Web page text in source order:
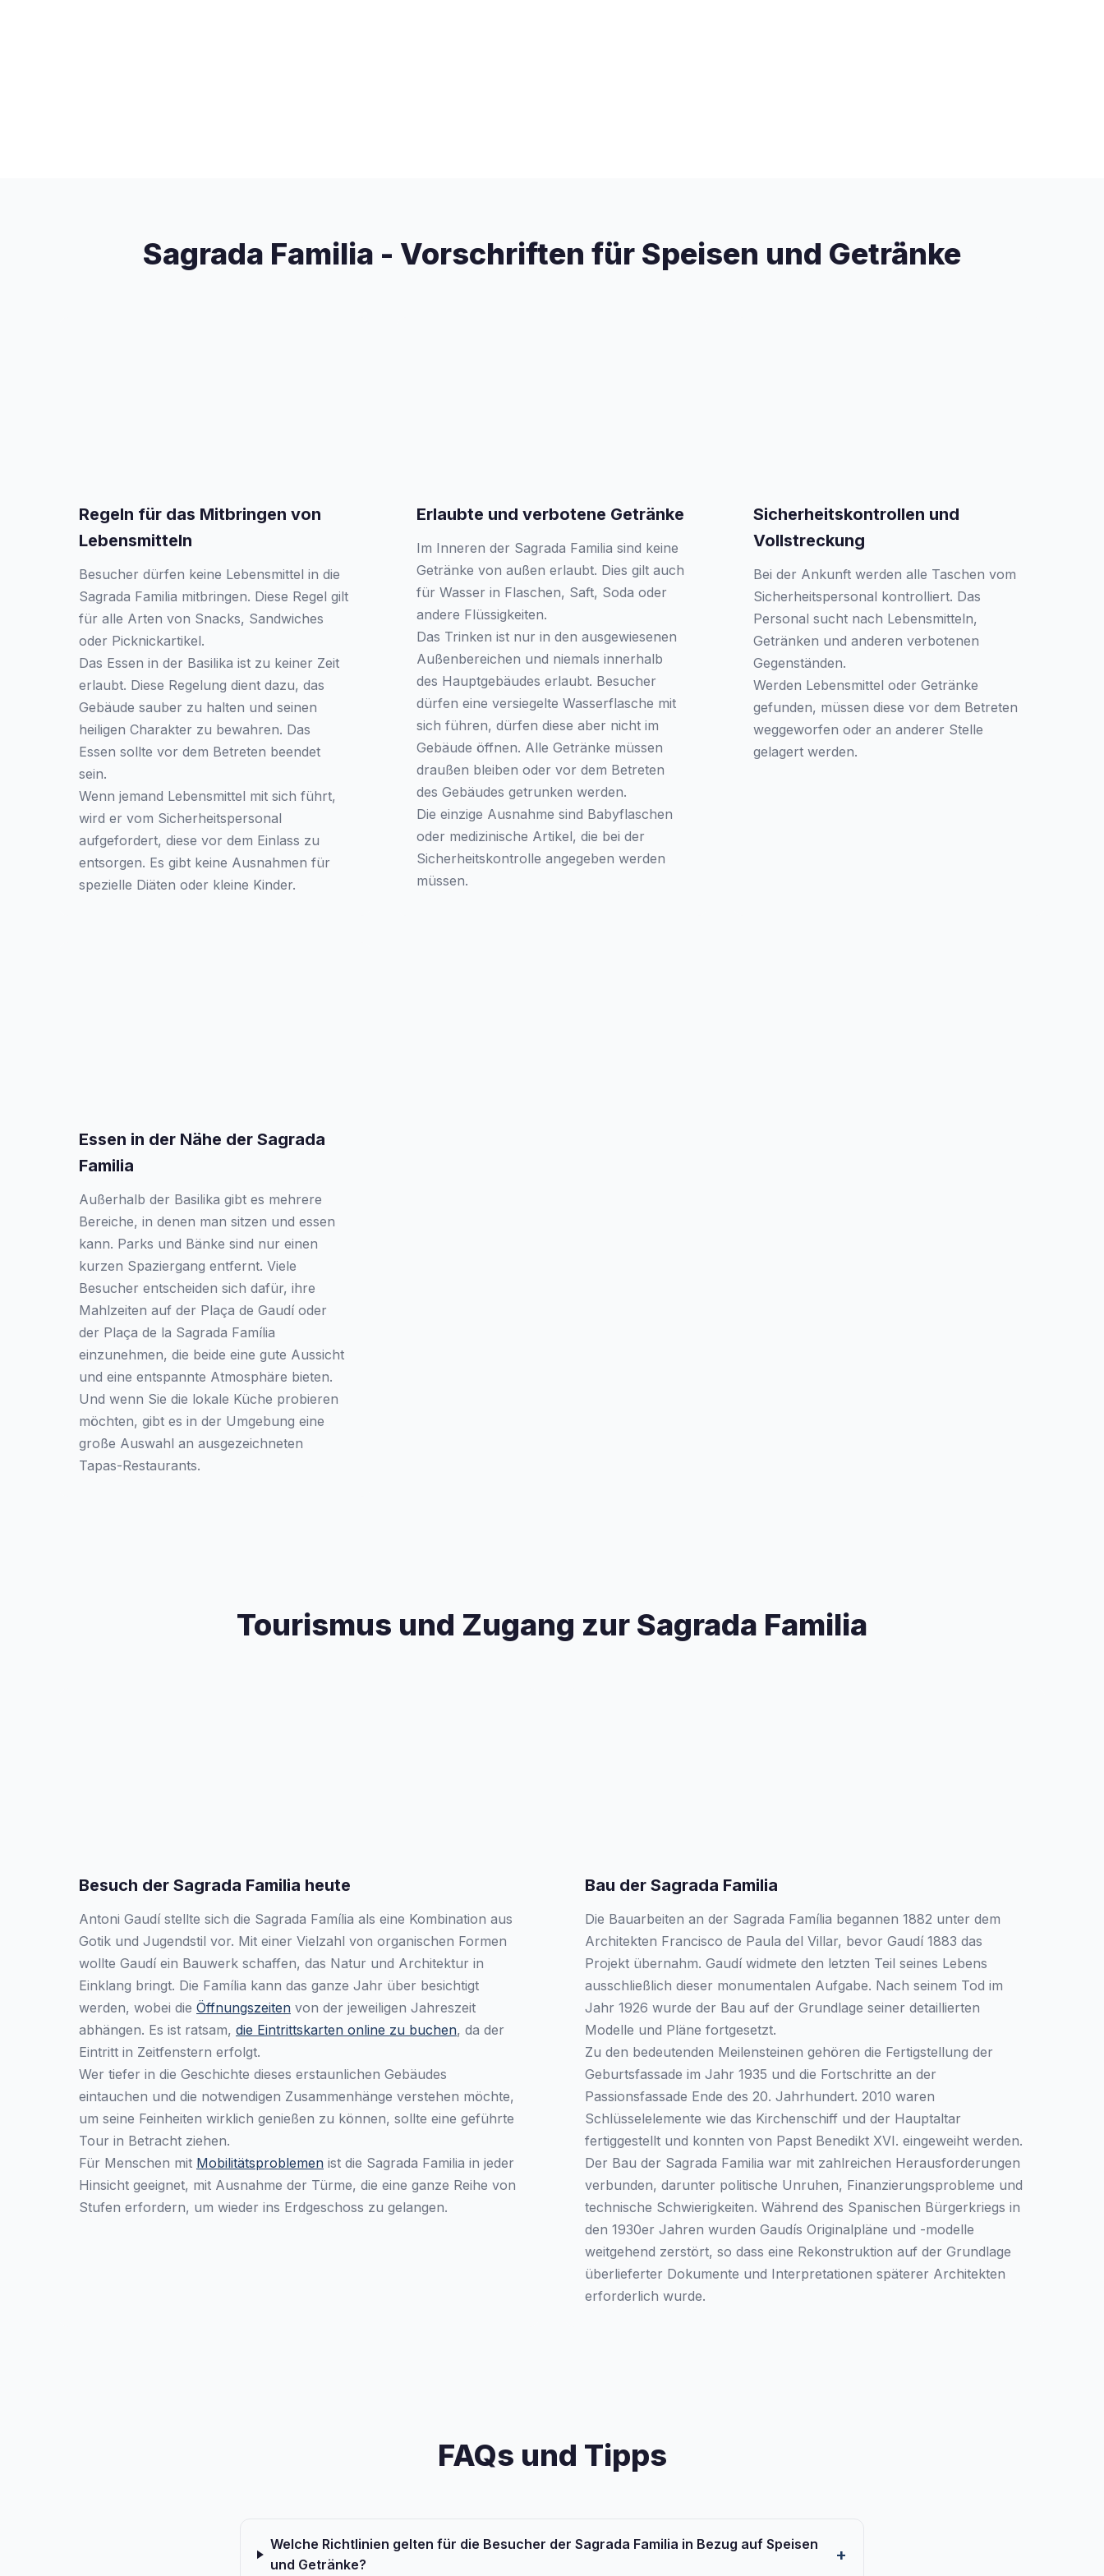
Sagrada Familia - Vorschriften für Speisen und Getränke
Regeln für das Mitbringen von
Lebensmitteln
Besucher dürfen keine Lebensmittel in die
Sagrada Familia mitbringen. Diese Regel gilt
für alle Arten von Snacks, Sandwiches
oder Picknickartikel.
Das Essen in der Basilika ist zu keiner Zeit
erlaubt. Diese Regelung dient dazu, das
Gebäude sauber zu halten und seinen
heiligen Charakter zu bewahren. Das
Essen sollte vor dem Betreten beendet
sein.
Wenn jemand Lebensmittel mit sich führt,
wird er vom Sicherheitspersonal
aufgefordert, diese vor dem Einlass zu
entsorgen. Es gibt keine Ausnahmen für
spezielle Diäten oder kleine Kinder.
Erlaubte und verbotene Getränke
Im Inneren der Sagrada Familia sind keine
Getränke von außen erlaubt. Dies gilt auch
für Wasser in Flaschen, Saft, Soda oder
andere Flüssigkeiten.
Das Trinken ist nur in den ausgewiesenen
Außenbereichen und niemals innerhalb
des Hauptgebäudes erlaubt. Besucher
dürfen eine versiegelte Wasserflasche mit
sich führen, dürfen diese aber nicht im
Gebäude öffnen. Alle Getränke müssen
draußen bleiben oder vor dem Betreten
des Gebäudes getrunken werden.
Die einzige Ausnahme sind Babyflaschen
oder medizinische Artikel, die bei der
Sicherheitskontrolle angegeben werden
müssen.
Sicherheitskontrollen und
Vollstreckung
Bei der Ankunft werden alle Taschen vom
Sicherheitspersonal kontrolliert. Das
Personal sucht nach Lebensmitteln,
Getränken und anderen verbotenen
Gegenständen.
Werden Lebensmittel oder Getränke
gefunden, müssen diese vor dem Betreten
weggeworfen oder an anderer Stelle
gelagert werden.
Essen in der Nähe der Sagrada
Familia
Außerhalb der Basilika gibt es mehrere
Bereiche, in denen man sitzen und essen
kann. Parks und Bänke sind nur einen
kurzen Spaziergang entfernt. Viele
Besucher entscheiden sich dafür, ihre
Mahlzeiten auf der Plaça de Gaudí oder
der Plaça de la Sagrada Família
einzunehmen, die beide eine gute Aussicht
und eine entspannte Atmosphäre bieten.
Und wenn Sie die lokale Küche probieren
möchten, gibt es in der Umgebung eine
große Auswahl an ausgezeichneten
Tapas-Restaurants.
Tourismus und Zugang zur Sagrada Familia
Besuch der Sagrada Familia heute
Antoni Gaudí stellte sich die Sagrada Família als eine Kombination aus
Gotik und Jugendstil vor. Mit einer Vielzahl von organischen Formen
wollte Gaudí ein Bauwerk schaffen, das Natur und Architektur in
Einklang bringt. Die Família kann das ganze Jahr über besichtigt
werden, wobei die Öffnungszeiten von der jeweiligen Jahreszeit
abhängen. Es ist ratsam, die Eintrittskarten online zu buchen, da der
Eintritt in Zeitfenstern erfolgt.
Wer tiefer in die Geschichte dieses erstaunlichen Gebäudes
eintauchen und die notwendigen Zusammenhänge verstehen möchte,
um seine Feinheiten wirklich genießen zu können, sollte eine geführte
Tour in Betracht ziehen.
Für Menschen mit Mobilitätsproblemen ist die Sagrada Familia in jeder
Hinsicht geeignet, mit Ausnahme der Türme, die eine ganze Reihe von
Stufen erfordern, um wieder ins Erdgeschoss zu gelangen.
Bau der Sagrada Familia
Die Bauarbeiten an der Sagrada Família begannen 1882 unter dem
Architekten Francisco de Paula del Villar, bevor Gaudí 1883 das
Projekt übernahm. Gaudí widmete den letzten Teil seines Lebens
ausschließlich dieser monumentalen Aufgabe. Nach seinem Tod im
Jahr 1926 wurde der Bau auf der Grundlage seiner detaillierten
Modelle und Pläne fortgesetzt.
Zu den bedeutenden Meilensteinen gehören die Fertigstellung der
Geburtsfassade im Jahr 1935 und die Fortschritte an der
Passionsfassade Ende des 20. Jahrhundert. 2010 waren
Schlüsselelemente wie das Kirchenschiff und der Hauptaltar
fertiggestellt und konnten von Papst Benedikt XVI. eingeweiht werden.
Der Bau der Sagrada Familia war mit zahlreichen Herausforderungen
verbunden, darunter politische Unruhen, Finanzierungsprobleme und
technische Schwierigkeiten. Während des Spanischen Bürgerkriegs in
den 1930er Jahren wurden Gaudís Originalpläne und -modelle
weitgehend zerstört, so dass eine Rekonstruktion auf der Grundlage
überlieferter Dokumente und Interpretationen späterer Architekten
erforderlich wurde.
FAQs und Tipps
Welche Richtlinien gelten für die Besucher der Sagrada Familia in Bezug auf Speisen
und Getränke?